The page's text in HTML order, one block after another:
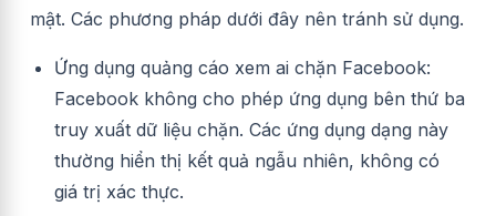
mật. Các phương pháp dưới đây nên tránh sử dụng.
Ứng dụng quảng cáo xem ai chặn Facebook:
Facebook không cho phép ứng dụng bên thứ ba
truy xuất dữ liệu chặn. Các ứng dụng dạng này
thường hiển thị kết quả ngẫu nhiên, không có
giá trị xác thực.